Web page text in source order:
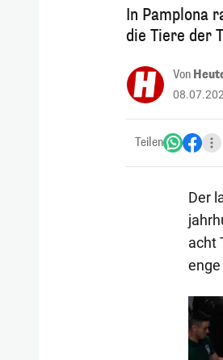
In Pamplona
die Tiere der
Von
Teilen
Der
acht